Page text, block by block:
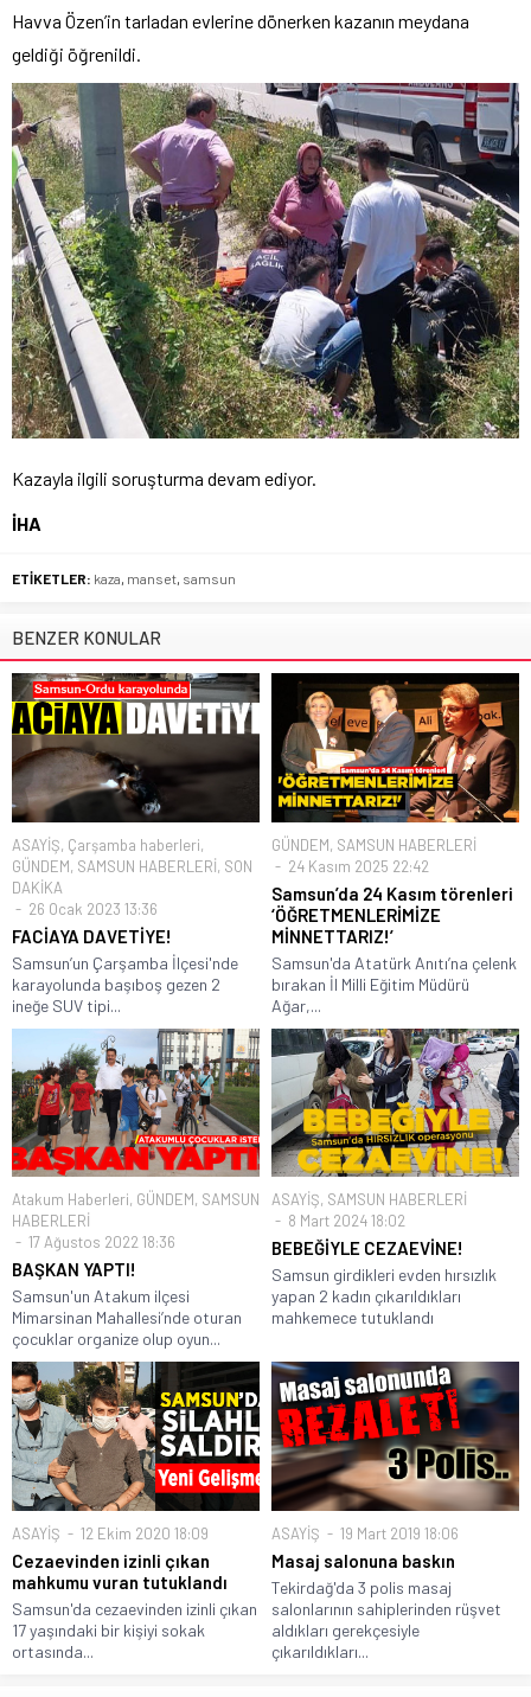
Havva Özen’in tarladan evlerine dönerken kazanın meydana
geldiği öğrenildi.
Kazayla ilgili soruşturma devam ediyor.
İHA
ETİKETLER: kaza, manset, samsun
BENZER KONULAR
ASAYİŞ, Çarşamba haberleri,
GÜNDEM, SAMSUN HABERLERİ, SON
DAKİKA
26 Ocak 2023 13:36
FACİAYA DAVETİYE!
Samsun’un Çarşamba İlçesi'nde
karayolunda başıboş gezen 2
ineğe SUV tipi...
GÜNDEM, SAMSUN HABERLERİ
24 Kasım 2025 22:42
Samsun’da 24 Kasım törenleri
‘ÖĞRETMENLERİMİZE
MİNNETTARIZ!’
Samsun'da Atatürk Anıtı’na çelenk
bırakan İl Milli Eğitim Müdürü
Ağar,...
Atakum Haberleri, GÜNDEM, SAMSUN
HABERLERİ
17 Ağustos 2022 18:36
BAŞKAN YAPTI!
Samsun'un Atakum ilçesi
Mimarsinan Mahallesi’nde oturan
çocuklar organize olup oyun...
ASAYİŞ, SAMSUN HABERLERİ
8 Mart 2024 18:02
BEBEĞİYLE CEZAEVİNE!
Samsun girdikleri evden hırsızlık
yapan 2 kadın çıkarıldıkları
mahkemece tutuklandı
ASAYİŞ 12 Ekim 2020 18:09
Cezaevinden izinli çıkan
mahkumu vuran tutuklandı
Samsun'da cezaevinden izinli çıkan
17 yaşındaki bir kişiyi sokak
ortasında...
ASAYİŞ 19 Mart 2019 18:06
Masaj salonuna baskın
Tekirdağ'da 3 polis masaj
salonlarının sahiplerinden rüşvet
aldıkları gerekçesiyle
çıkarıldıkları...